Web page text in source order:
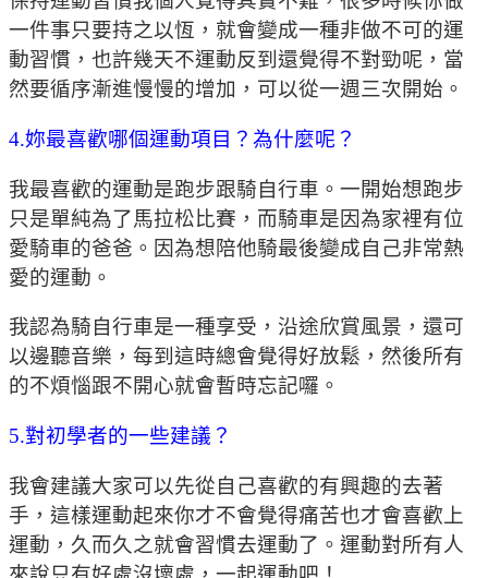
一件事只要持之以恆，就會變成一種非做不可的運
動習慣，也許幾天不運動反到還覺得不對勁呢，當
然要循序漸進慢慢的增加，可以從一週三次開始。
4.妳最喜歡哪個運動項目？為什麼呢？
我最喜歡的運動是跑步跟騎自行車。一開始想跑步
只是單純為了馬拉松比賽，而騎車是因為家裡有位
愛騎車的爸爸。因為想陪他騎最後變成自己非常熱
愛的運動。
我認為騎自行車是一種享受，沿途欣賞風景，還可
以邊聽音樂，每到這時總會覺得好放鬆，然後所有
的不煩惱跟不開心就會暫時忘記囉。
5.對初學者的一些建議？
我會建議大家可以先從自己喜歡的有興趣的去著
手，這樣運動起來你才不會覺得痛苦也才會喜歡上
運動，久而久之就會習慣去運動了。運動對所有人